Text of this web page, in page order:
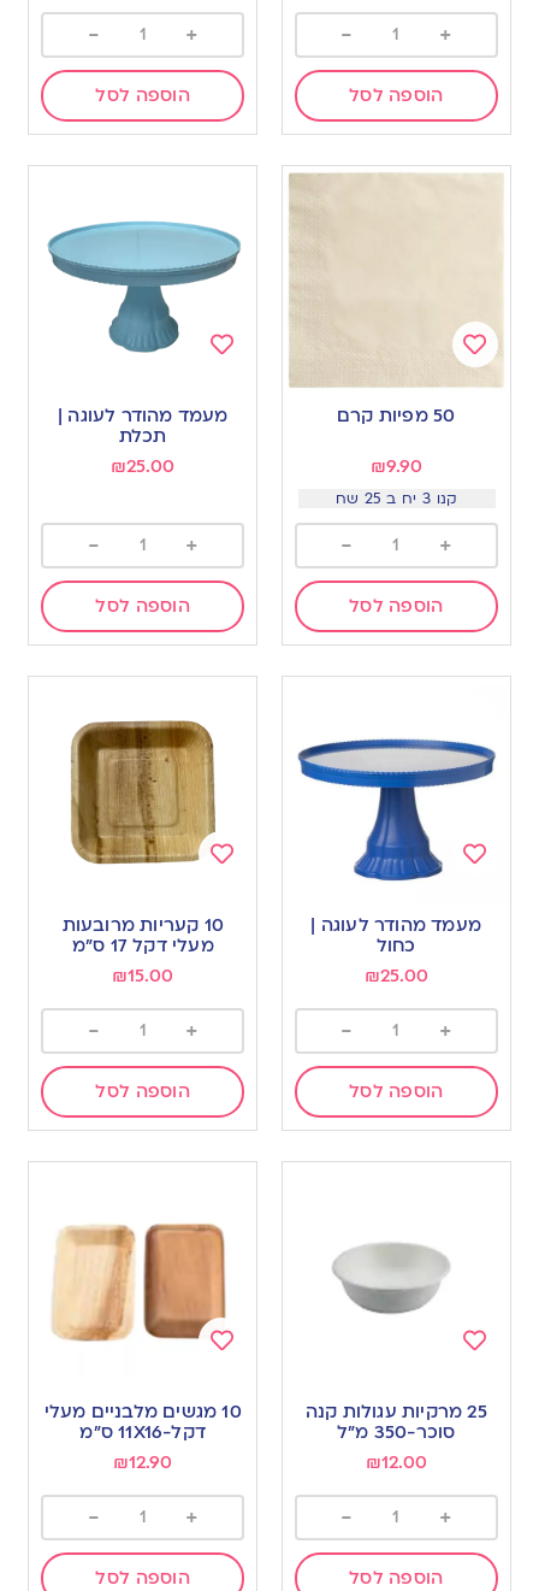
+
-
הוספה לסל
+
-
הוספה לסל
wishlist
50 מפיות קרם
₪9.90
קנו 3 יח ב 25 שח
+
-
הוספה לסל
wishlist
מעמד מהודר לעוגה |
תכלת
₪25.00
+
-
הוספה לסל
toמעמד מהודר לעוגה |
כחול
₪25.00
+
-
הוספה לסל
wishlist
10 קעריות מרובעות
מעלי דקל 17 ס”מ
₪15.00
+
-
הוספה לסל
to
wishlist
25 מרקיות עגולות קנה
סוכר-350 מ”ל
₪12.00
+
-
הוספה לסל
to
wishlist
10 מגשים מלבניים מעלי
דקל-11X16 ס”מ
₪12.90
+
-
הוספה לסל